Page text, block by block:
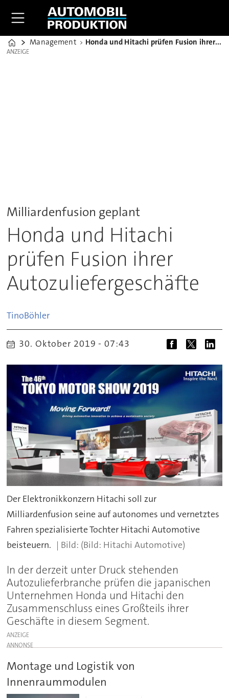
Home
Management Honda und Hitachi prüfen Fusion ihrer Autozuliefergeschäfte
ANZEIGE
ANZEIGE
Milliardenfusion geplant
Honda und Hitachi
prüfen Fusion ihrer
Autozuliefergeschäfte
TinoBöhler
30. Oktober 2019 - 07:43
Der Elektronikkonzern Hitachi soll zur
Milliardenfusion seine auf autonomes und vernetztes
Fahren spezialisierte Tochter Hitachi Automotive
beisteuern.
(Bild: Hitachi Automotive)
In der derzeit unter Druck stehenden
Autozulieferbranche prüfen die japanischen
Unternehmen Honda und Hitachi den
Zusammenschluss eines Großteils ihrer
Geschäfte in diesem Segment.
ANZEIGE
Montage und Logistik von
Innenraummodulen